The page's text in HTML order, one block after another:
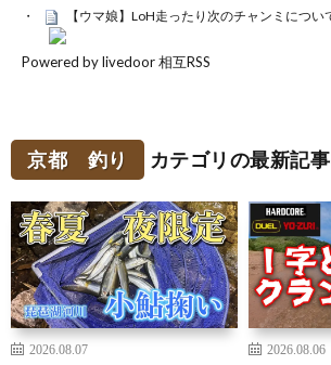
【ウマ娘】LoH走ったり次のチャンミについ
Powered by livedoor 相互RSS
京都 釣り カテゴリの最新記事
2026.08.07 2026.08.06